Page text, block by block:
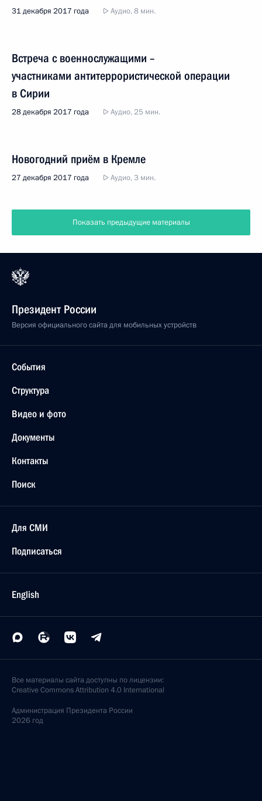
31 декабря 2017 года Аудио, 8 мин.
Встреча с военнослужащими –
участниками антитеррористической операции
в Сирии
28 декабря 2017 года Аудио, 25 мин.
Новогодний приём в Кремле
27 декабря 2017 года Аудио, 3 мин.
Показать предыдущие материалы
Президент России
Версия официального сайта для мобильных устройств
События
Структура
Видео и фото
Документы
Контакты
Поиск
Для СМИ
Подписаться
English
Все материалы сайта доступны по лицензии:
Creative Commons Attribution 4.0 International
Администрация Президента России
2026 год